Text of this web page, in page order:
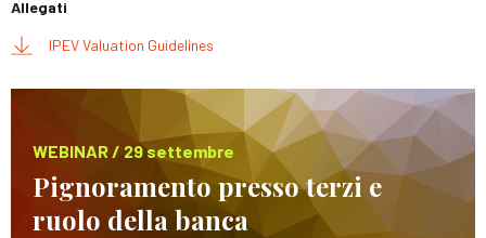
Allegati
IPEV Valuation Guidelines
WEBINAR / 29 settembre
Pignoramento presso terzi e
ruolo della banca